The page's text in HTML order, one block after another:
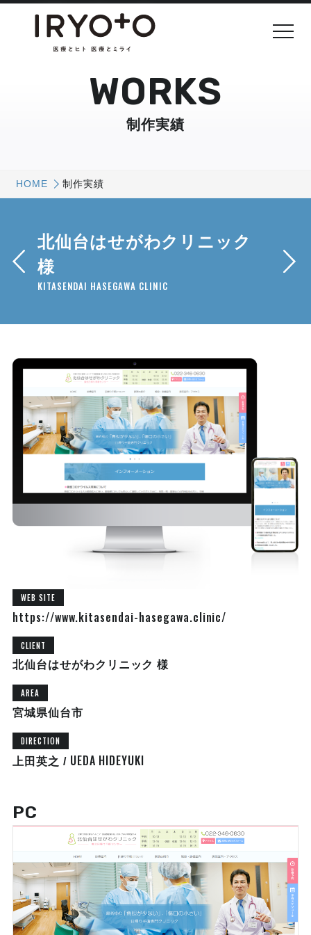
WORKS
制作実績
HOME 制作実績
北仙台はせがわクリニック
様
KITASENDAI HASEGAWA CLINIC
WEB SITE
https://www.kitasendai-hasegawa.clinic/
CLIENT
北仙台はせがわクリニック 様
AREA
宮城県仙台市
DIRECTION
上田英之 / UEDA HIDEYUKI
PC